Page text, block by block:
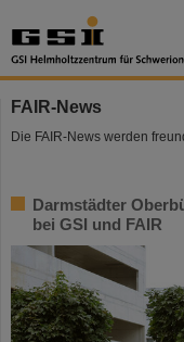
FAIR-News
Die FAIR-News werden
Darmstädter
bei GSI und FAIR